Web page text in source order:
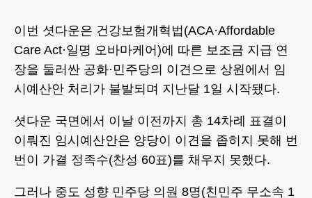
이번 셧다운은 건강보험개혁법(ACA·Affordable
Care Act·일명 오바마케어)에 따른 보조금 지급 연
장을 둘러싼 공화·민주당의 이견으로 상원에서 임
시예산안 처리가 불발되며 지난달 1일 시작됐다.
셧다운 국면에서 이날 이전까지 총 14차례 표결이
이뤄진 임시예산안은 양당이 이견을 좁히지 못해 번
번이 가결 정족수(찬성 60표)를 채우지 못했다.
그러나 중도 성향 민주당 의원 8명(친민주 무소속 1